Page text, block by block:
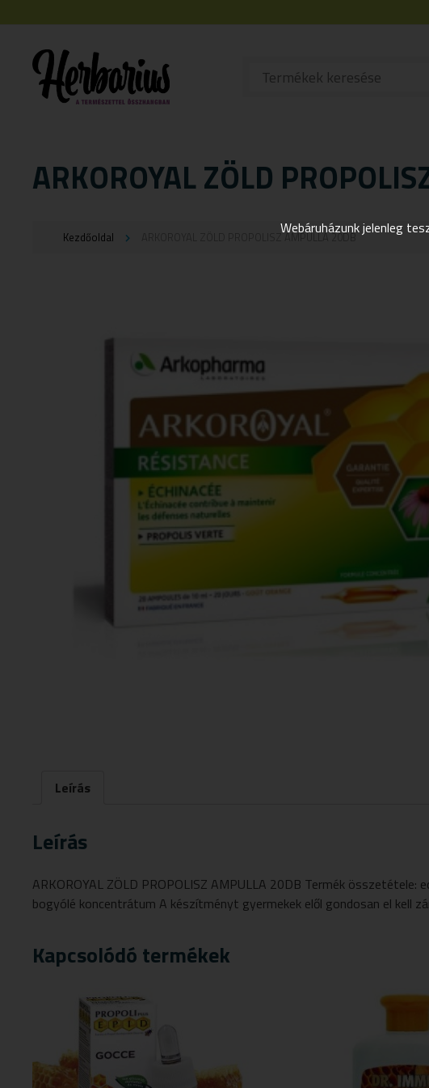
ARKOROYAL ZÖLD
Kezdőoldal ARKOROYAL ZÖLD PROPOLISZ AMPULLA 20DB
Leírás
Leírás
ARKOROYAL ZÖLD PROPOLISZ AMPULLA 20DB Termék
bogyólé koncentrátum A készítményt gyermekek elől gondosan el kell
Kapcsolódó termékek
Webáruházunk jelenleg